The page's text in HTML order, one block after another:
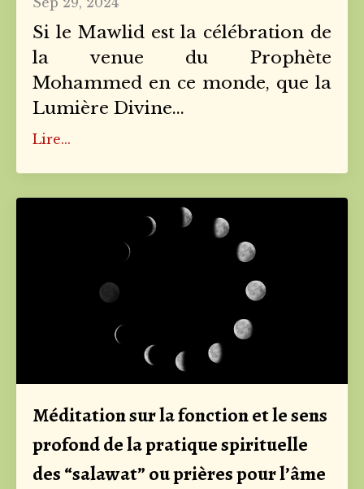
Si le Mawlid est la célébration de
la venue du Prophète
Mohammed en ce monde, que la
Lumière Divine...
Lire...
Méditation sur la fonction et le sens
profond de la pratique spirituelle
des “salawat” ou prières pour l’âme